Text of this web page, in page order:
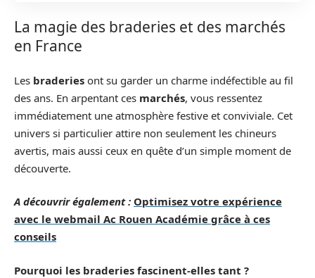
La magie des braderies et des marchés
en France
Les braderies ont su garder un charme indéfectible au fil
des ans. En arpentant ces marchés, vous ressentez
immédiatement une atmosphère festive et conviviale. Cet
univers si particulier attire non seulement les chineurs
avertis, mais aussi ceux en quête d’un simple moment de
découverte.
A découvrir également : Optimisez votre expérience
avec le webmail Ac Rouen Académie grâce à ces
conseils
Pourquoi les braderies fascinent-elles tant ?